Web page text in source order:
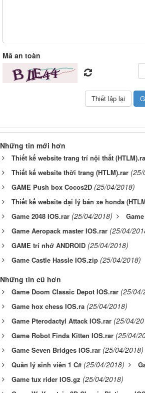
Mã an toàn
Những tin mới hơn
Thiết kế website trang trí nội thất
Thiết kế website thời trang (HTLM).rar (25/
GAME Push box Cocos2D (25/04/2018)
Thiết kế website đại lý bán xe honda
Game 2048 IOS.rar (25/04/2018)
Game Aeropack master IOS.rar (25/04/
GAME trí nhớ ANDROID (25/04/2018)
Game Castle Hassle IOS.zip (25/04/2018)
Những tin cũ hơn
Game Doom Classic Depot IOS.rar (25/04/
Game hox chess IOS.ra (25/04/2018)
Game Pterodactyl Attack IOS.rar (25/04/
Game Robot Finds Kitten IOS.rar (25/04/
Game Seven Bridges IOS.rar (25/04/2018)
Quản lý sinh viên 1 C# (25/04/2018)
Game tux rider IOS.gz (25/04/2018)